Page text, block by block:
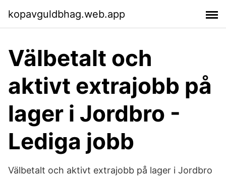
kopavguldbhag.web.app
Välbetalt och
aktivt extrajobb på
lager i Jordbro -
Lediga jobb
Välbetalt och aktivt extrajobb på lager i Jordbro